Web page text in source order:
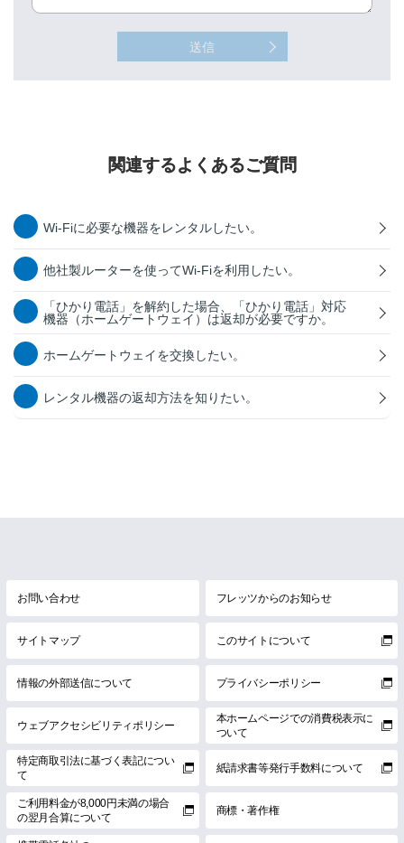
送信
関連するよくあるご質問
Wi-Fiに必要な機器をレンタルしたい。
他社製ルーターを使ってWi-Fiを利用したい。
「ひかり電話」を解約した場合、「ひかり電話」対応
機器（ホームゲートウェイ）は返却が必要ですか。
ホームゲートウェイを交換したい。
レンタル機器の返却方法を知りたい。
お問い合わせ フレッツからのお知らせ
サイトマップ このサイトについて
情報の外部送信について プライバシーポリシー
ウェブアクセシビリティポリシー
本ホームページでの消費税表示に
ついて
特定商取引法に基づく表記につい
て
紙請求書等発行手数料について
ご利用料金が8,000円未満の場合
の翌月合算について
商標・著作権